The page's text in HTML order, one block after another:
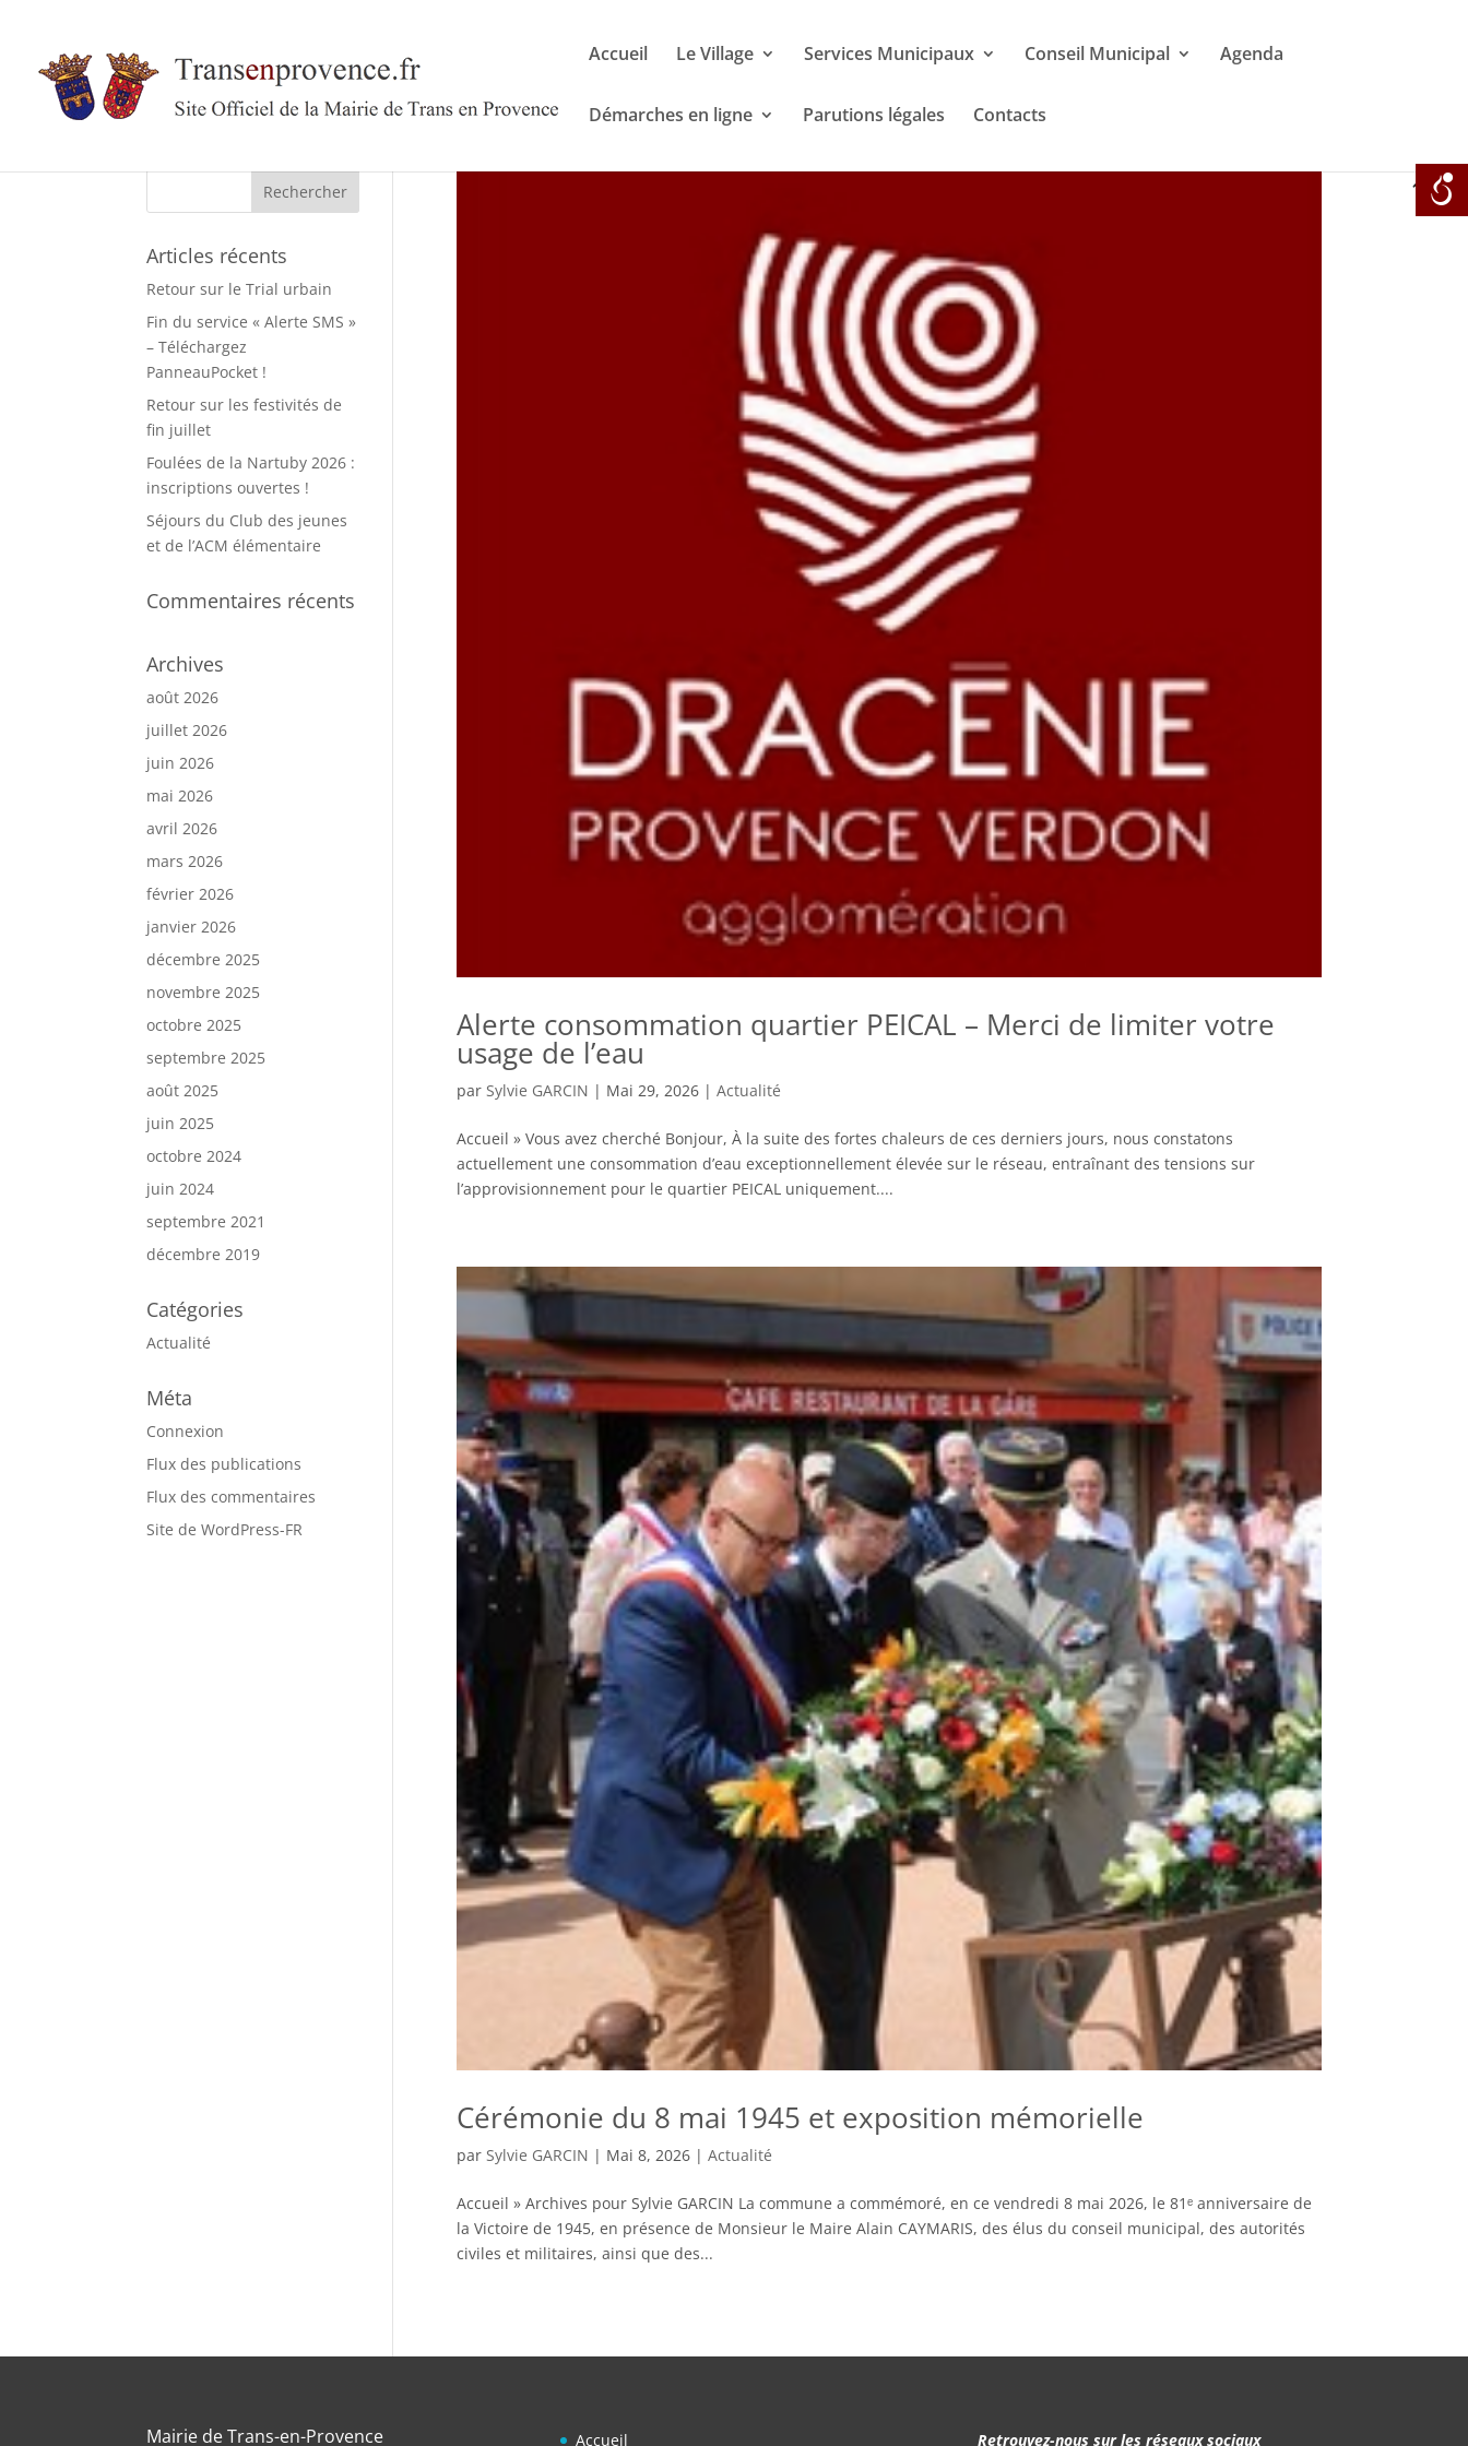
Accueil Le Village Services Municipaux Conseil Municipal Agenda
Démarches en ligne Parutions légales Contacts
Alerte consommation quartier PEICAL – Merci de limiter votre
usage de l’eau
par Sylvie GARCIN | Mai 29, 2026| Actualité
Accueil » Vous avez cherché Bonjour, À la suite des fortes chaleurs de ces derniers jours, nous constatons
actuellement une consommation d’eau exceptionnellement élevée sur le réseau, entraînant des tensions sur
l’approvisionnement pour le quartier PEICAL uniquement....
Cérémonie du 8 mai 1945 et exposition mémorielle
par Sylvie GARCIN | Mai 8, 2026| Actualité
Accueil » Archives pour Sylvie GARCIN La commune a commémoré, en ce vendredi 8 mai 2026, le 81ᵉ anniversaire de
la Victoire de 1945, en présence de Monsieur le Maire Alain CAYMARIS, des élus du conseil municipal, des autorités
civiles et militaires, ainsi que des...
Rechercher :
Articles récents
Retour sur le Trial urbain
Fin du service « Alerte SMS »
– Téléchargez
PanneauPocket !
Retour sur les festivités de
fin juillet
Foulées de la Nartuby 2026 :
inscriptions ouvertes !
Séjours du Club des jeunes
et de l’ACM élémentaire
Commentaires récents
Archives
août 2026
juillet 2026
juin 2026
mai 2026
avril 2026
mars 2026
février 2026
janvier 2026
décembre 2025
novembre 2025
octobre 2025
septembre 2025
août 2025
juin 2025
octobre 2024
juin 2024
septembre 2021
décembre 2019
Catégories
Actualité
Méta
Connexion
Flux des publications
Flux des commentaires
Site de WordPress-FR
Mairie de Trans-en-Provence Accueil Retrouvez-nous sur les réseaux sociaux